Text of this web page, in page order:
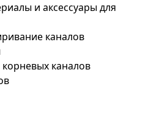
и аксессуары для
каналов
каналов